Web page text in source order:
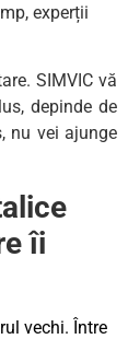
experții
SIMVIC vă
depinde de
nu vei ajunge
îi
vechi. Între